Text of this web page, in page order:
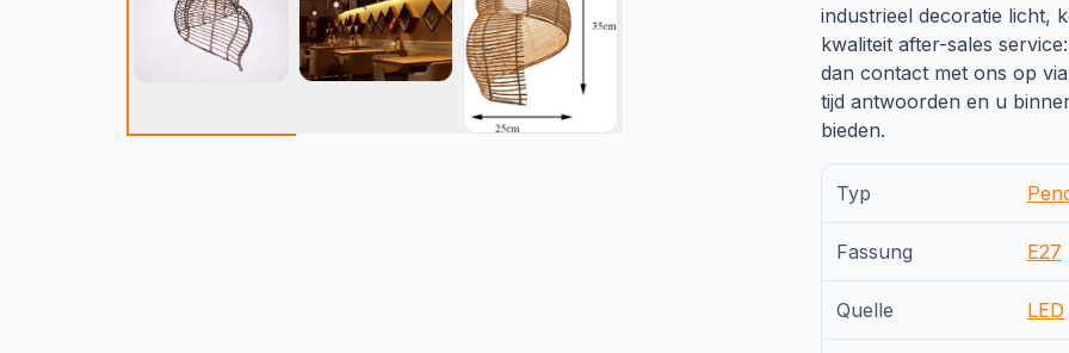
industrieel decoratie licht,
kwaliteit after-sales
dan contact met ons op
tijd antwoorden en u
bieden.
Typ
Fassung E27
Quelle LED